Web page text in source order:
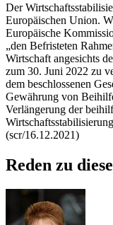
Der
Europäischen Union.
Europäische
„den Befristeten
Wirtschaft angesichts
zum 30. Juni 2022 zu
dem beschlossenen
Gewährung von
Verlängerung der
(scr/16.12.2021)
Reden zu